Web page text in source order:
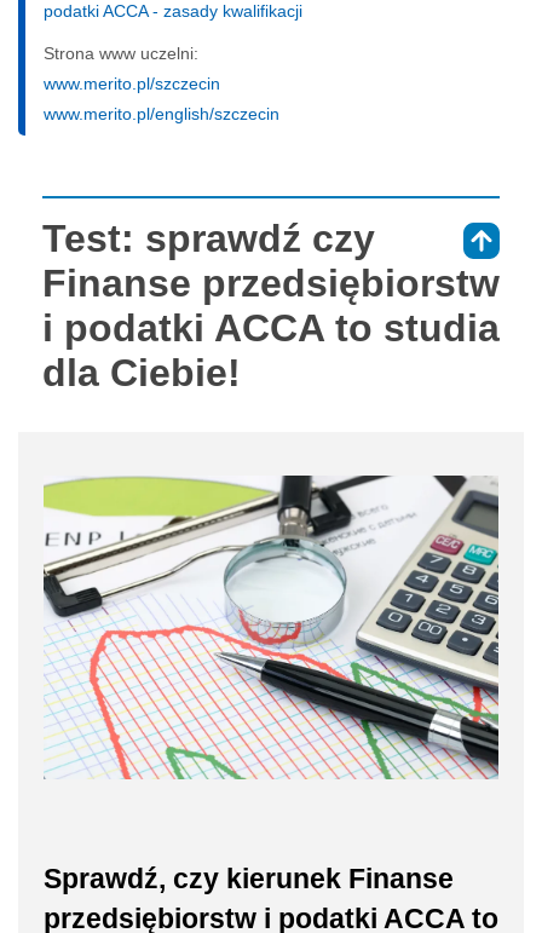
podatki ACCA - zasady kwalifikacji
Strona www uczelni:
www.merito.pl/szczecin
www.merito.pl/english/szczecin
Test: sprawdź czy
Finanse przedsiębiorstw
i podatki ACCA to studia
dla Ciebie!
Sprawdź, czy kierunek Finanse
przedsiębiorstw i podatki ACCA to